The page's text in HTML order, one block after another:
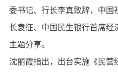
委书记、行长李真致辞，中国
长袁征、中国民生银行首席经
主题分享。
沈丽霞指出，出台实施《民营